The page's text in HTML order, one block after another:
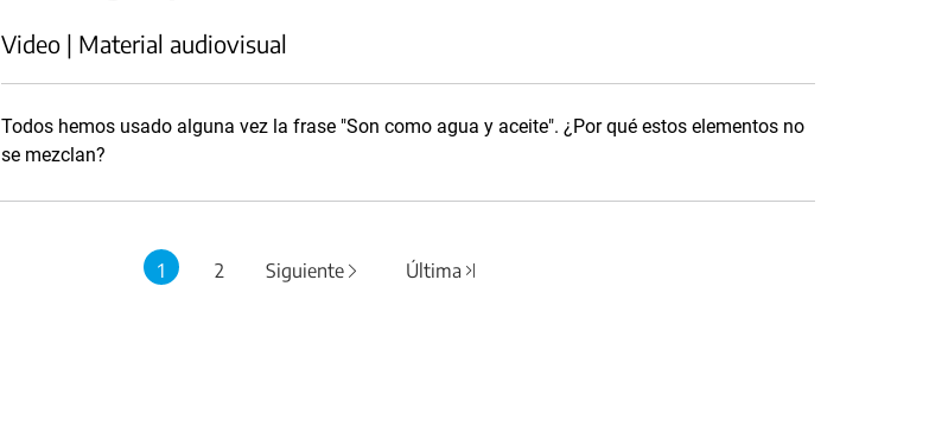
Video | Material audiovisual
Todos hemos usado alguna vez la frase "Son como agua y aceite". ¿Por qué estos elementos no
se mezclan?
1 2 Siguiente Última